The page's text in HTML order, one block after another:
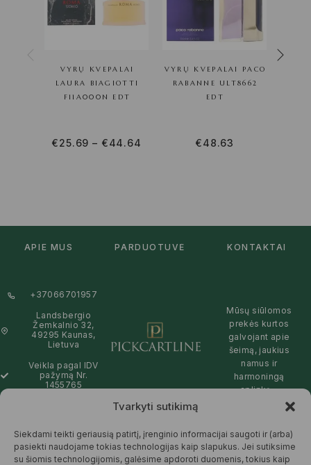
Tvarkyti sutikimą
Siekdami teikti geriausią patirtį, įrenginio informacijai saugoti ir (arba)
pasiekti naudojame tokias technologijas kaip slapukus. Jei sutiksime
su šiomis technologijomis, galėsime apdoroti duomenis, tokius kaip
VYRŲ KVEPALAI
LAURA BIAGIOTTI
F11A000N EDT
€25.69 – €44.64
VYRŲ KVEPALAI PACO
RABANNE ULT8662
EDT
€48.63
APIE MUS PARDUOTUVĖ KONTAKTAI
+37066701957
Landsbergio
Žemkalnio 32,
49295 Kaunas,
Lietuva
Veikla pagal IDV
pažymą Nr.
1455765
09:00 - 19:00
Mūsų siūlomos
prekės kurtos
galvojant apie
šeimą, jaukius
namus ir
harmoningą
aplinką –
draugiškos tiek
Jums, tiek
gamtai.